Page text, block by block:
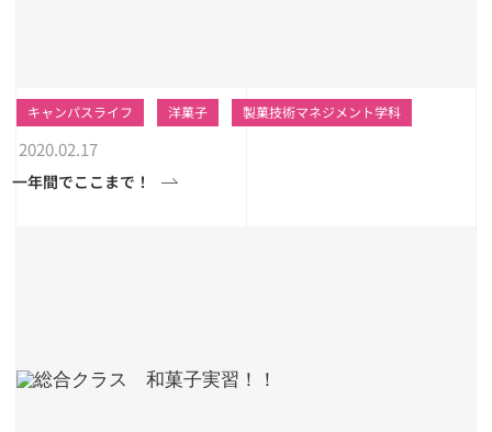
キャンパスライフ 洋菓子 製菓技術マネジメント学科
2020.02.17
一年間でここまで！